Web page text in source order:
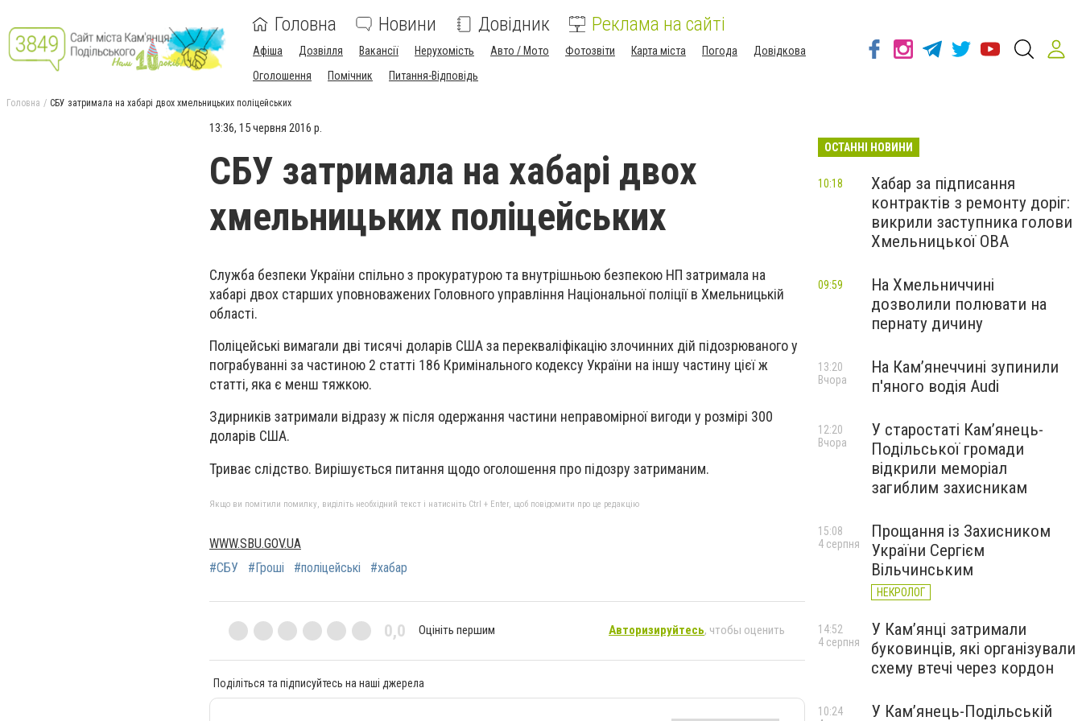
Головна Новини Довідник Реклама на сайті
Афіша Дозвілля Вакансії Нерухомість Авто / Мото Фотозвіти Карта міста Погода
Довідкова
Оголошення
Помічник Питання-Відповідь
Головна СБУ затримала на хабарі двох хмельницьких поліцейських
13:36, 15 червня 2016 р.
СБУ затримала на хабарі двох
хмельницьких поліцейських
Служба безпеки України спільно з прокуратурою та внутрішньою безпекою НП затримала на
хабарі двох старших уповноважених Головного управління Національної поліції в Хмельницькій
області.
Поліцейські вимагали дві тисячі доларів США за перекваліфікацію злочинних дій підозрюваного у
пограбуванні за частиною 2 статті 186 Кримінального кодексу України на іншу частину цієї ж
статті, яка є менш тяжкою.
Здирників затримали відразу ж після одержання частини неправомірної вигоди у розмірі 300
доларів США.
Триває слідство. Вирішується питання щодо оголошення про підозру затриманим.
Якщо ви помітили помилку, виділіть необхідний текст і натисніть Ctrl + Enter, щоб повідомити про це редакцію
WWW.SBU.GOV.UA
#СБУ
#Гроші #поліцейські #хабар
0,0 Оцініть першим Авторизируйтесь, чтобы оценить
Поділіться та підписуйтесь на наші джерела
ОСТАННІ НОВИНИ
Хабар за підписання
контрактів з ремонту доріг:
викрили заступника голови
Хмельницької ОВА
10:18
На Хмельниччині
дозволили полювати на
пернату дичину
09:59
На Камʼянеччині зупинили
п'яного водія Audi
13:20
Вчора
У старостаті Кам’янець-
Подільської громади
відкрили меморіал
загиблим захисникам
12:20
Вчора
Прощання із Захисником
України Сергієм
Вільчинським
НЕКРОЛОГ
15:08
4 серпня
У Кам’янці затримали
буковинців, які організували
схему втечі через кордон
14:52
4 серпня
У Кам’янець-Подільській
10:24